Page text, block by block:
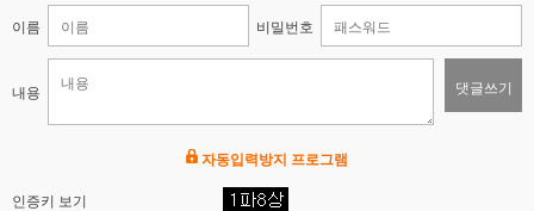
이름 비밀번호
내용 댓글쓰기
자동입력방지 프로그램
인증키 보기